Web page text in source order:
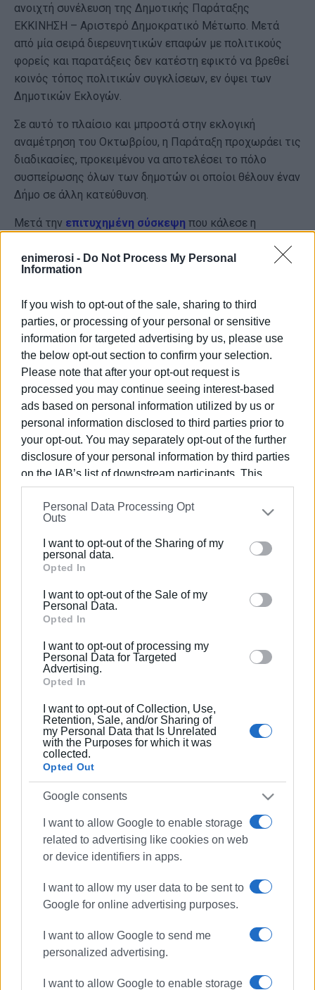
enimerosi - Do Not Process My Personal
Information
If you wish to opt-out of the sale, sharing to third
parties, or processing of your personal or sensitive
information for targeted advertising by us, please use
the below opt-out section to confirm your selection.
Please note that after your opt-out request is
processed you may continue seeing interest-based
ads based on personal information utilized by us or
personal information disclosed to third parties prior to
your opt-out. You may separately opt-out of the further
disclosure of your personal information by third parties
on the IAB’s list of downstream participants. This
information may also be disclosed by us to third parties
on theIAB’s List of Downstream Participants
that may
further disclose it to other third parties.
Please note that this website/app uses one or more
Google services and may gather and store information
behaviour. You may click to grant or deny consent to
Google and its third-party tags to use your data for
section.
Personal Data Processing Opt
Outs
I want to opt-out of the Sharing of my
personal data.
Opted In
I want to opt-out of the Sale of my
Personal Data.
Opted In
I want to opt-out of processing my
Personal Data for Targeted
Advertising.
Opted In
I want to opt-out of Collection, Use,
Retention, Sale, and/or Sharing of
my Personal Data that Is Unrelated
with the Purposes for which it was
collected.
Opted Out
Google consents
I want to allow Google to enable storage
related to advertising like cookies on web
or device identifiers in apps.
I want to allow my user data to be sent to
Google for online advertising purposes.
I want to allow Google to send me
personalized advertising.
I want to allow Google to enable storage
ανοιχτή συνέλευση της Δημοτικής Παράταξης
ΕΚΚΙΝΗΣΗ – Αριστερό Δημοκρατικό Μέτωπο. Μετά
από μία σειρά διερευνητικών επαφών με πολιτικούς
φορείς και παρατάξεις δεν κατέστη εφικτό να βρεθεί
κοινός τόπος πολιτικών συγκλίσεων, εν όψει των
Δημοτικών Εκλογών.
Σε αυτό το πλαίσιο και μπροστά στην εκλογική
αναμέτρηση του Οκτωβρίου, η Παράταξη προχωράει τις
διαδικασίες, προκειμένου να αποτελέσει το πόλο
συσπείρωσης όλων των δημοτών οι οποίοι θέλουν έναν
Δήμο σε άλλη κατεύθυνση.
Μετά την επιτυχημένη σύσκεψη που κάλεσε η
πλήθος δημοτών από διαφορετικές πολιτικές
αφετηρίες, ακολουθεί η συνέλευση της Παράταξης στην
προγράμματος και το ζήτημα του επικεφαλής.
Καλούμε όλους όσους ενδιαφέρονται να συμβάλλουν
στην δημιουργία της αριστερής - προοδευτικής
πρότασης για το Δήμο Κεντρικής Κέρκυρας να
παρευρεθούν στην διαδικασία.
ΕΚΚΙΝΗΣΗ – Αριστερό Δημοκρατικό Μέτωπο
ΦΩΤΟ: ΕΝΗΜΕΡΩΣΗ/ Στιγμιότυπο από την πρόσφατη
Εμφανίσεις: 73
Ακολουθήστε το enimerosi στο